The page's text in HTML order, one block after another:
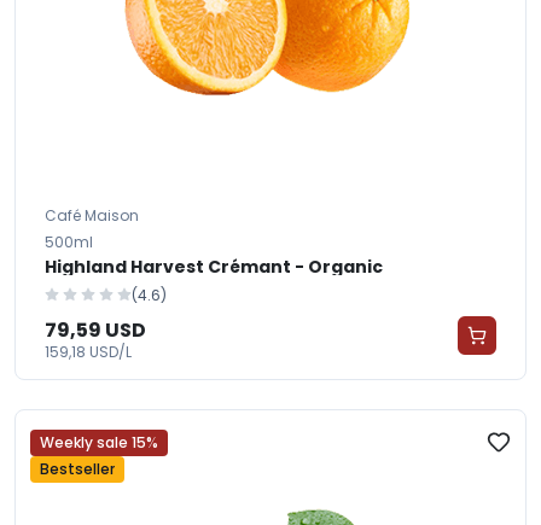
Café Maison
500ml
Highland Harvest Crémant - Organic
(4.6)
79,59 USD
159,18 USD/L
Weekly sale 15%
Bestseller